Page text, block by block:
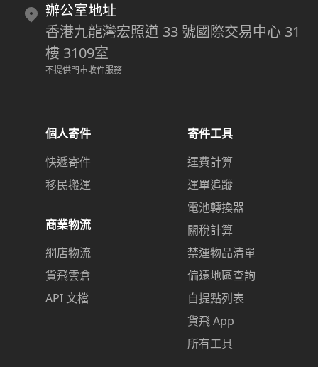
辦公室地址
香港九龍灣宏照道 33 號國際交易中心 31
樓 3109室
不提供門市收件服務
個人寄件
快遞寄件
移民搬運
商業物流
網店物流
貨飛雲倉
API 文檔
寄件工具
運費計算
運單追蹤
電池轉換器
關稅計算
禁運物品清單
偏遠地區查詢
自提點列表
貨飛 App
所有工具